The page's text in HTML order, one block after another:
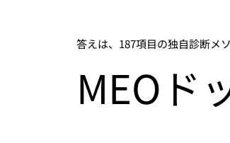
答えは、187項目の独自診断メソ
MEOド